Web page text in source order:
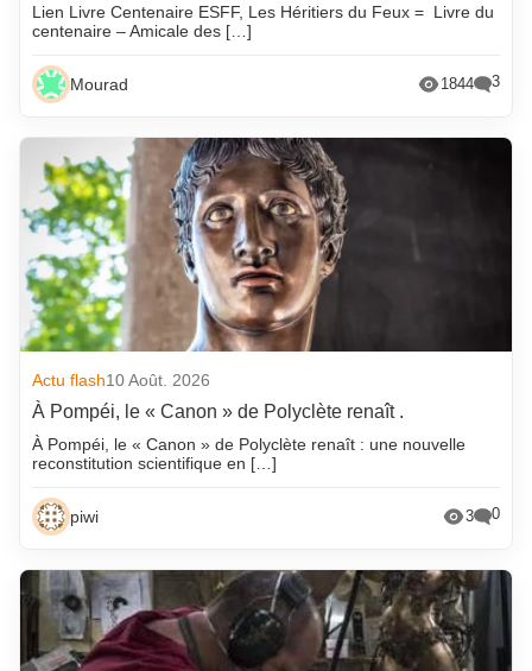
Lien Livre Centenaire ESFF, Les Héritiers du Feux = Livre du
centenaire – Amicale des […]
Mourad 1844 3
Actu flash10 Août. 2026
À Pompéi, le « Canon » de Polyclète renaît .
À Pompéi, le « Canon » de Polyclète renaît : une nouvelle
reconstitution scientifique en […]
piwi 3 0